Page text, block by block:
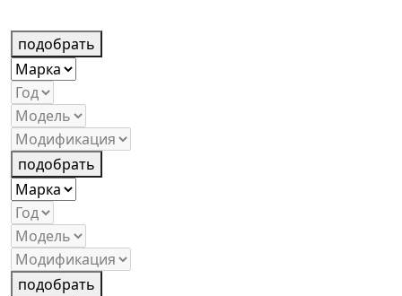
подобрать
подобрать
подобрать